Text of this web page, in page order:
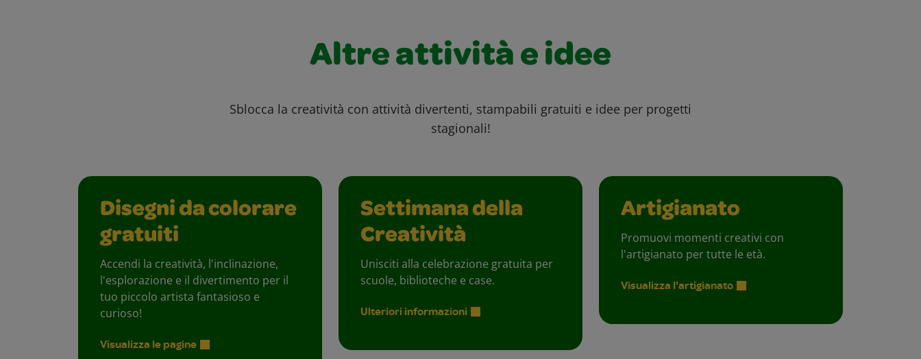
Altre attività e idee
Sblocca la creatività con attività divertenti, stampabili gratuiti e idee per progetti
stagionali!
Disegni da colorare
gratuiti
Accendi la creatività, l'inclinazione,
l'esplorazione e il divertimento per il
tuo piccolo artista fantasioso e
curioso!
Visualizza le pagine
Settimana della
Creatività
Unisciti alla celebrazione gratuita per
scuole, biblioteche e case.
Ulteriori informazioni
Artigianato
Promuovi momenti creativi con
l'artigianato per tutte le età.
Visualizza l'artigianato